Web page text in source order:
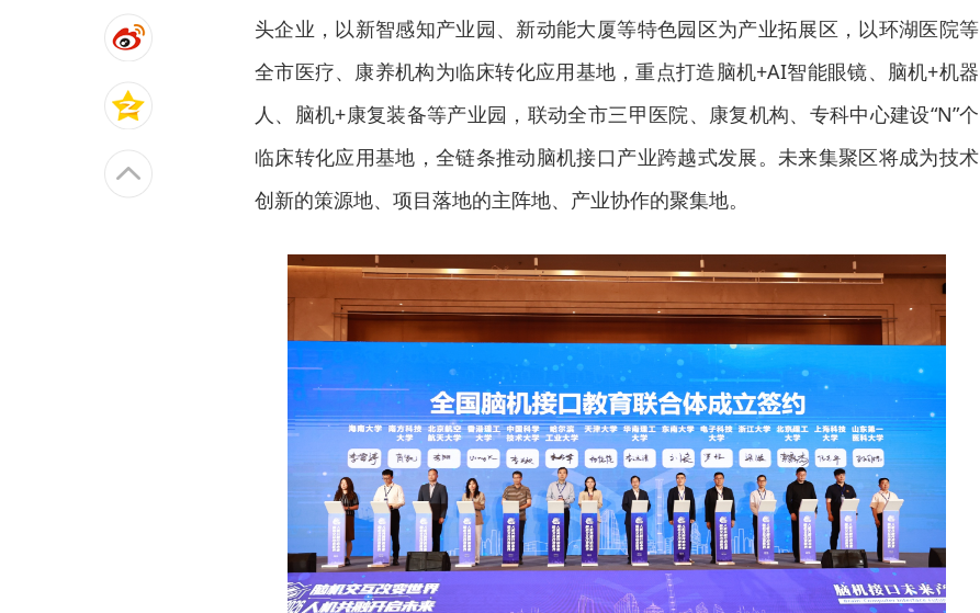
头企业，以新智感知产业园、新动能大厦等特色园区为产业拓展区，以环湖医院等
全市医疗、康养机构为临床转化应用基地，重点打造脑机+AI智能眼镜、脑机+机器
人、脑机+康复装备等产业园，联动全市三甲医院、康复机构、专科中心建设“N”个
临床转化应用基地，全链条推动脑机接口产业跨越式发展。未来集聚区将成为技术
创新的策源地、项目落地的主阵地、产业协作的聚集地。